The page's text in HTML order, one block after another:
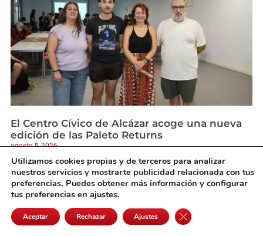
El Centro Cívico de Alcázar acoge una nueva
edición de las Paleto Returns
agosto 5, 2026
Utilizamos cookies propias y de terceros para analizar
nuestros servicios y mostrarte publicidad relacionada con tus
preferencias. Puedes obtener más información y configurar
tus preferencias en ajustes.
Aceptar Rechazar Ajustes Cerrar el banner de